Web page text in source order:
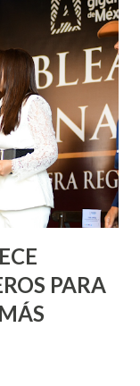
Montañez
cerca de 90 mil
en la calle
de Octubre, con
se
Señora de la
de Septiembre, en
comunidad
PARA